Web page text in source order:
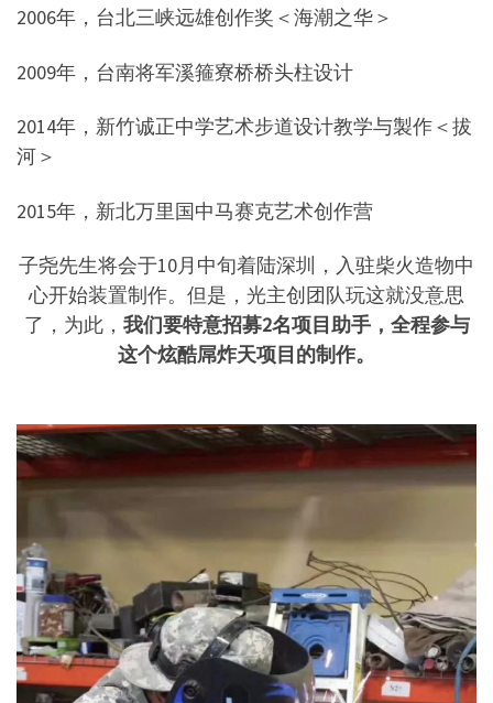
2006年，台北三峡远雄创作奖＜海潮之华＞
2009年，台南将军溪箍寮桥桥头柱设计
2014年，新竹诚正中学艺术步道设计教学与製作＜拔
河＞
2015年，新北万里国中马赛克艺术创作营
子尧先生将会于10月中旬着陆深圳，入驻柴火造物中
心开始装置制作。但是，光主创团队玩这就没意思
了，为此， 我们要特意招募2名项目助手，全程参与
这个炫酷屌炸天项目的制作。